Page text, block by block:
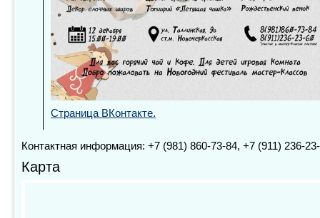
Страница ВКонтакте.
Контактная информация: +7 (981) 860-73-84, +7 (911) 236-
Карта